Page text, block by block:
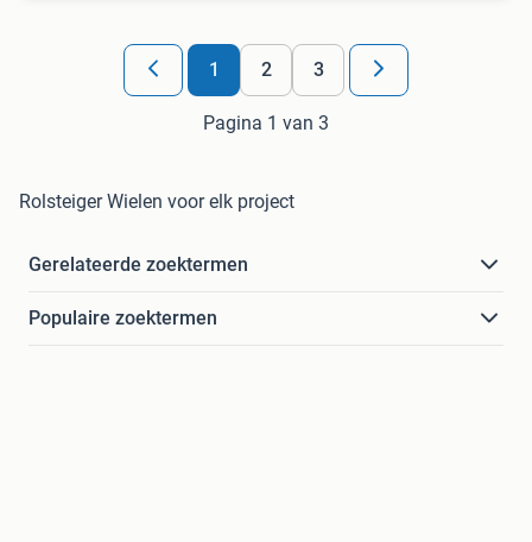
1 2 3
Pagina 1 van 3
Rolsteiger Wielen voor elk project
Gerelateerde zoektermen
Populaire zoektermen